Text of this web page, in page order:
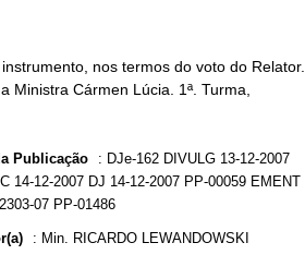
nos termos do voto do Relator.
Ministra Cármen Lúcia. 1ª. Turma,
Publicação : DJe-162 DIVULG 13-12-2007
14-12-2007 DJ 14-12-2007 PP-00059 EMENT
07 PP-01486
: Min. RICARDO LEWANDOWSKI